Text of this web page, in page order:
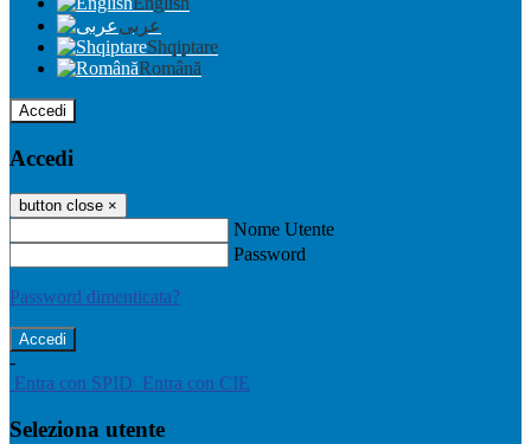
عربى
Shqiptare
Română
Accedi
Accedi
button close ×
Nome Utente
Password
Password dimenticata?
-
Entra con SPID Entra con CIE
Seleziona utente